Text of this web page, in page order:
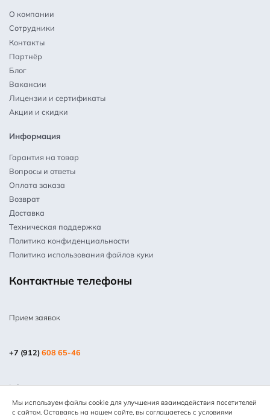
О компании
Сотрудники
Контакты
Партнёр
Блог
Вакансии
Лицензии и сертификаты
Акции и скидки
Информация
Гарантия на товар
Вопросы и ответы
Оплата заказа
Возврат
Доставка
Техническая поддержка
Политика конфиденциальности
Политика использования файлов куки
Контактные телефоны
Прием заявок
+7 (912)608 65-46
info@mpm66.ru
© 2013-2025 Все права защищены. Копирование информации
Мы используем файлы cookie для улучшения взаимодействия посетителей
с сайтом. Оставаясь на нашем сайте, вы соглашаетесь с условиями